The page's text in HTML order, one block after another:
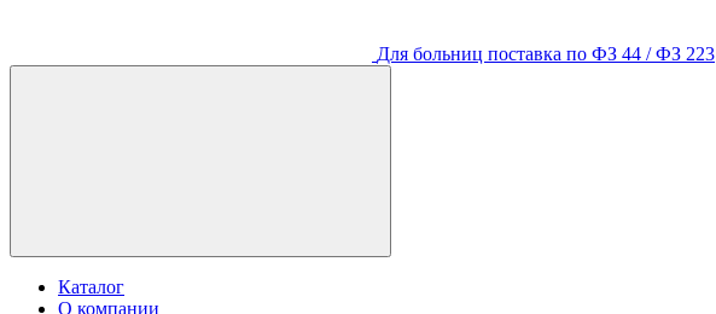
Для больниц поставка по ФЗ 44 / ФЗ 223
Каталог
О компании